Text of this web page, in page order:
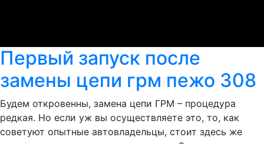
Первый запуск после
замены цепи грм пежо 308
Будем откровенны, замена цепи ГРМ – процедура
редкая. Но если уж вы осуществляете это, то, как
советуют опытные автовладельцы, стоит здесь же